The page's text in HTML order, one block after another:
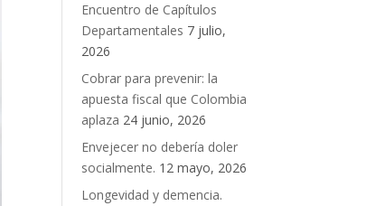
Encuentro de Capítulos
Departamentales 7 julio,
2026
Cobrar para prevenir: la
apuesta fiscal que Colombia
aplaza 24 junio, 2026
Envejecer no debería doler
socialmente. 12 mayo, 2026
Longevidad y demencia.